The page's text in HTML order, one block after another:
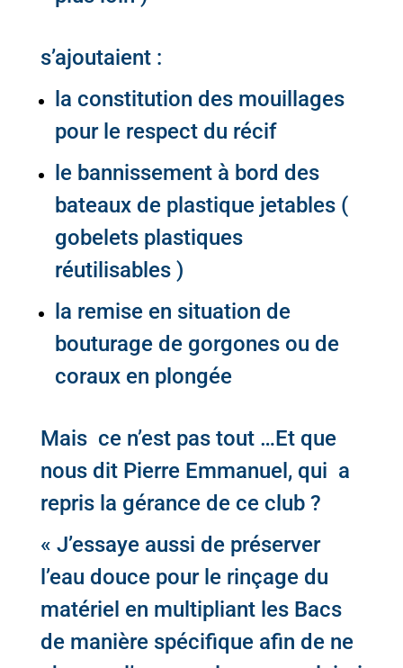
s’ajoutaient :
la constitution des mouillages
pour le respect du récif
le bannissement à bord des
bateaux de plastique jetables (
gobelets plastiques
réutilisables )
la remise en situation de
bouturage de gorgones ou de
coraux en plongée
Mais ce n’est pas tout …Et que
nous dit Pierre Emmanuel, qui a
repris la gérance de ce club ?
« J’essaye aussi de préserver
l’eau douce pour le rinçage du
matériel en multipliant les Bacs
de manière spécifique afin de ne